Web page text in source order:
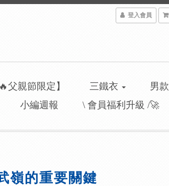
登入會員
🔥父親節限定】 三鐵衣 男款
小編週報 \ 會員福利升級 /🚀
嶺的重要關鍵